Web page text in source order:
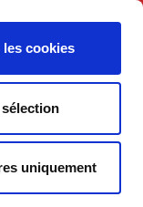
cookies
uniquement